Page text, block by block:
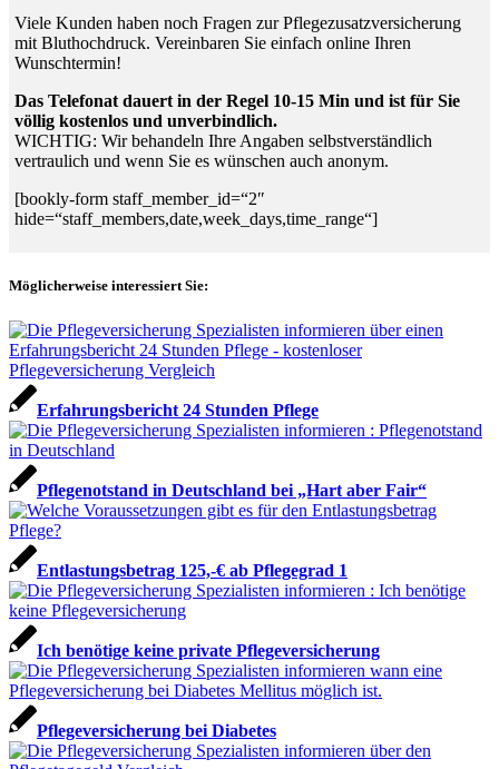
Viele Kunden haben noch Fragen zur Pflegezusatzversicherung
mit Bluthochdruck. Vereinbaren Sie einfach online Ihren
Wunschtermin!
Das Telefonat dauert in der Regel 10-15 Min und ist für Sie
völlig kostenlos und unverbindlich.
WICHTIG: Wir behandeln Ihre Angaben selbstverständlich
vertraulich und wenn Sie es wünschen auch anonym.
[bookly-form staff_member_id=“2″
hide=“staff_members,date,week_days,time_range“]
Möglicherweise interessiert Sie:
Erfahrungsbericht 24 Stunden Pflege
Pflegenotstand in Deutschland bei „Hart aber Fair“
Entlastungsbetrag 125,-€ ab Pflegegrad 1
Ich benötige keine private Pflegeversicherung
Pflegeversicherung bei Diabetes